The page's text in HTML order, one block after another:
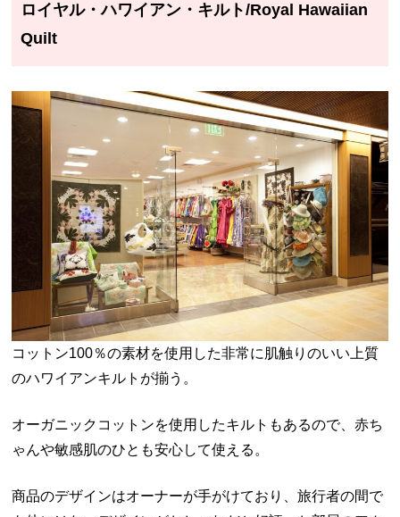
ロイヤル・ハワイアン・キルト/Royal Hawaiian
Quilt
コットン100％の素材を使用した非常に肌触りのいい上質
のハワイアンキルトが揃う。
オーガニックコットンを使用したキルトもあるので、赤ち
ゃんや敏感肌のひとも安心して使える。
商品のデザインはオーナーが手がけており、旅行者の間で